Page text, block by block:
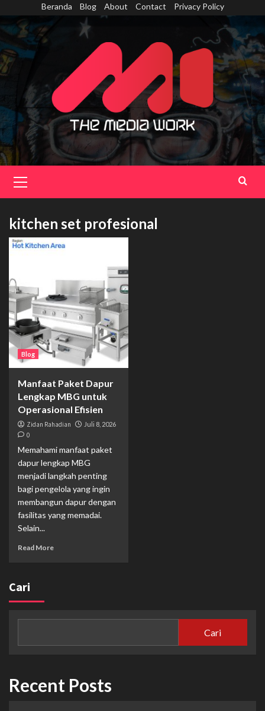
content
Beranda Blog About Contact Privacy Policy
Menu
kitchen set profesional
Blog
Manfaat Paket Dapur
Lengkap MBG untuk
Operasional Efisien
Zidan Rahadian Juli 8, 2026
0
Memahami manfaat paket
dapur lengkap MBG
menjadi langkah penting
bagi pengelola yang ingin
membangun dapur dengan
fasilitas yang memadai.
Selain...
Read More
Cari
Cari
Recent Posts